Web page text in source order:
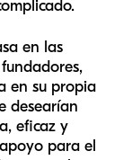
en las
en su propia
desearían
eficaz y
para el